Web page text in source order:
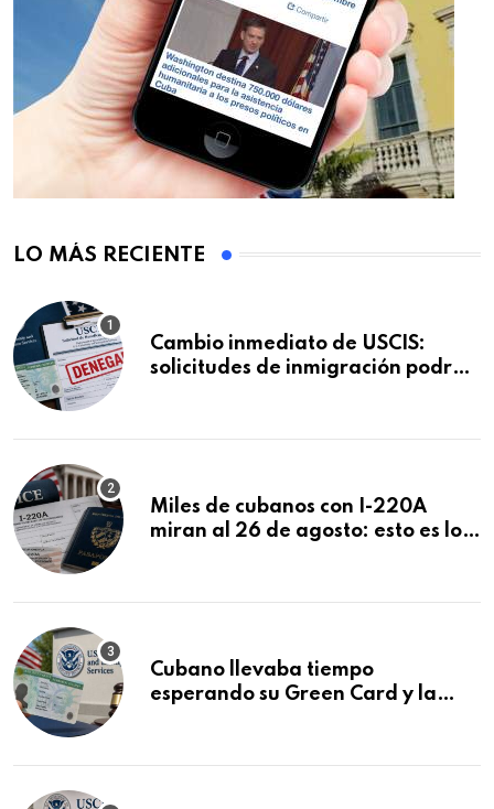
LO MÁS RECIENTE
Cambio inmediato de USCIS:
solicitudes de inmigración podrán
Miles de cubanos con I-220A
miran al 26 de agosto: esto es lo
Cubano llevaba tiempo
esperando su Green Card y la